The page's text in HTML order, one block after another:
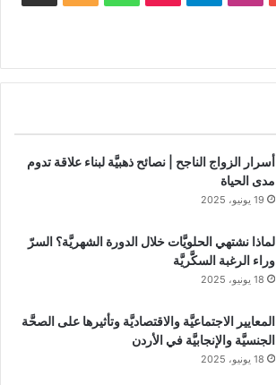
أسرار الزواج الناجح | نصائح ذهبيَّة لبناء علاقة تدوم
مدى الحياة
19 يونيو، 2025
لماذا نشتهي الحلويَّات خلال الدورة الشهريَّة؟ السرّ
وراء الرغبة السكَّريَّة
18 يونيو، 2025
المعايير الاجتماعيَّة والاقتصاديَّة وتأثيرها على الصحَّة
الجنسيَّة والإنجابيَّة في الأردن
18 يونيو، 2025